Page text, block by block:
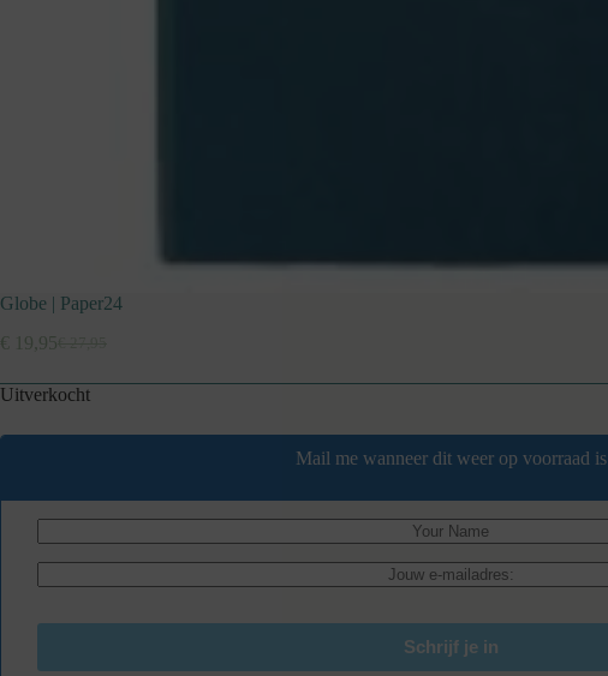
Globe | Paper24
Oorspronkelijke
was:
€ 19,95Huidige
is:
Uitverkocht
Mail me wanneer dit weer op voorraad is
Schrijf je in